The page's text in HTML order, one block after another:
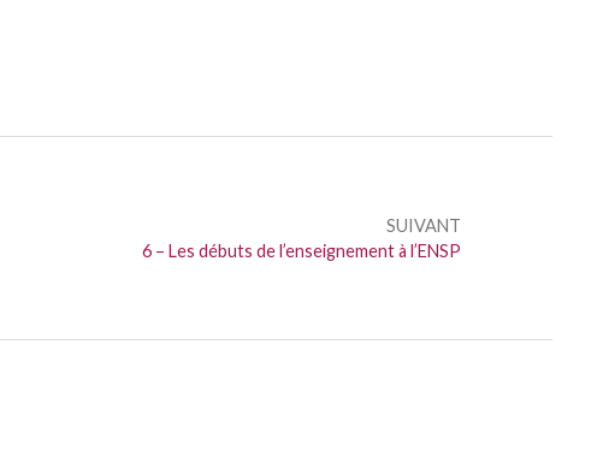
SUIVANT
Suivant :
6 – Les débuts de l’enseignement à l’ENSP